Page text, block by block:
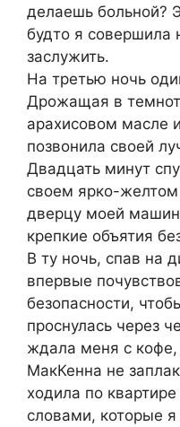
делаешь больной?
будто я совершила
заслужить.
На третью ночь
Дрожащая в
арахисовом масле
позвонила своей
Двадцать минут
своем ярко-
дверцу моей
крепкие объятия
В ту ночь, спав на
впервые
безопасности,
проснулась через
ждала меня с кофе,
МакКенна не
ходила по
словами, которые я